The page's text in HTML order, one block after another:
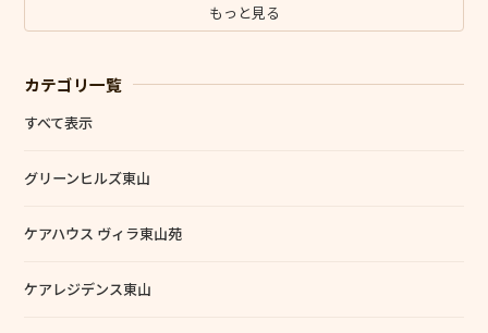
もっと見る
カテゴリ一覧
すべて表示
グリーンヒルズ東山
ケアハウス ヴィラ東山苑
ケアレジデンス東山